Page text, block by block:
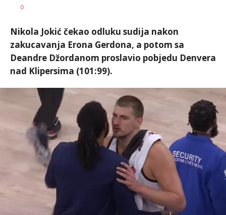
AUTOR
0
Nikola Jokić čekao odluku sudija nakon
zakucavanja Erona Gerdona, a potom sa
Deandre Džordanom proslavio pobjedu Denvera
nad Klipersima (101:99).